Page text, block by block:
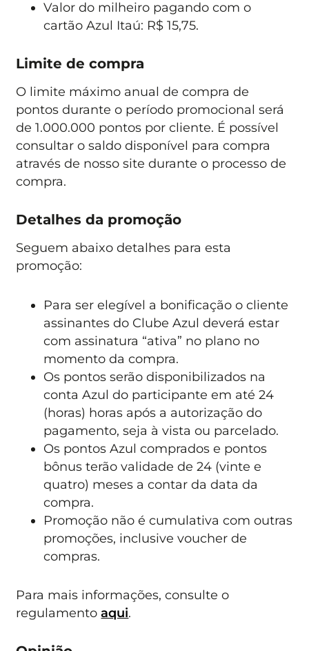
Valor do milheiro pagando com o
cartão Azul Itaú: R$ 15,75.
Limite de compra
O limite máximo anual de compra de
pontos durante o período promocional será
de 1.000.000 pontos por cliente. É possível
consultar o saldo disponível para compra
através de nosso site durante o processo de
compra.
Detalhes da promoção
Seguem abaixo detalhes para esta
promoção:
Para ser elegível a bonificação o cliente
assinantes do Clube Azul deverá estar
com assinatura “ativa” no plano no
momento da compra.
Os pontos serão disponibilizados na
conta Azul do participante em até 24
(horas) horas após a autorização do
pagamento, seja à vista ou parcelado.
Os pontos Azul comprados e pontos
bônus terão validade de 24 (vinte e
quatro) meses a contar da data da
compra.
Promoção não é cumulativa com outras
promoções, inclusive voucher de
compras.
Para mais informações, consulte o
regulamentoaqui.